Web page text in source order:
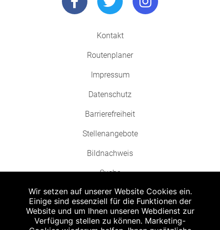
Kontakt
Routenplaner
Impressum
Datenschutz
Barrierefreiheit
Stellenangebote
Bildnachweis
Suche
Wir setzen auf unserer Website Cookies ein.
Einige sind essenziell für die Funktionen der
Website und um Ihnen unseren Webdienst zur
Verfügung stellen zu können. Marketing-